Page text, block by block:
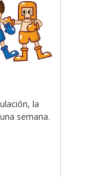
la
semana.